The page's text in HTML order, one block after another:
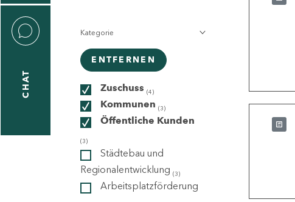
CHAT
Kategorie
ENTFERNEN
Zuschuss (4)
Kommunen (3)
Öffentliche Kunden
(3)
Städtebau und
Regionalentwicklung (3)
Arbeitsplatzförderung